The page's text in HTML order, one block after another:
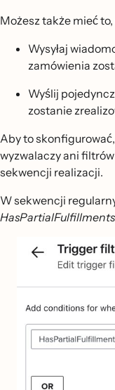
Możesz także mieć
Wysyłaj
zamówienia
Wyślij
zostanie
Aby to
wyzwalaczy ani
sekwencji realizacji.
W sekwencji